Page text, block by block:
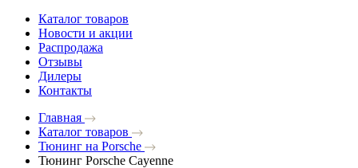
Каталог товаров
Новости и акции
Распродажа
Отзывы
Дилеры
Контакты
Главная
Каталог товаров
Тюнинг на Porsche
Тюнинг Porsche Cayenne